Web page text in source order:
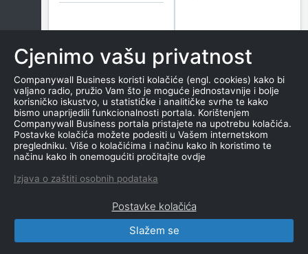
u tekućoj godini
(Tuženi)
0
Više informacija
DUGOVANJA
CompanyWall Business © 2026
korištenja | Obavijest o privatnosti
Cjenimo vašu privatnost
Companywall Business koristi kolačiće (engl. cookies) kako bi
valjano radio, pružio Vam što je moguće jednostavnije i bolje
korisničko iskustvo, u statističke i analitičke svrhe te kako
bismo unaprijedili funkcionalnosti portala. Korištenjem
Companywall Business portala pristajete na upotrebu kolačića.
Postavke kolačića možete podesiti u Vašem internetskom
pregledniku. Više o kolačićima i načinu kako ih koristimo te
načinu kako ih onemogućiti pročitajte ovdje
Izjava o zaštiti osobnih podataka
Postavke kolačića
Slažem se